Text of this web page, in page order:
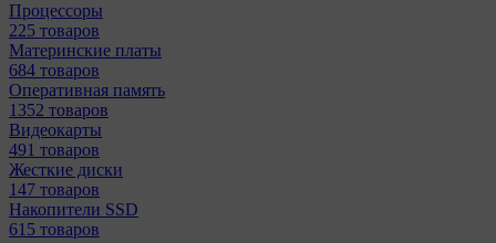
Процессоры
225 товаров
Материнcкие платы
684 товаров
Оперативная память
1352 товаров
Видеокарты
491 товаров
Жесткие диски
147 товаров
Накопители SSD
615 товаров